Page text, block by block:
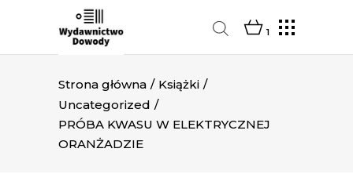
1
Strona główna / Książki /
Uncategorized /
PRÓBA KWASU W ELEKTRYCZNEJ
ORANŻADZIE